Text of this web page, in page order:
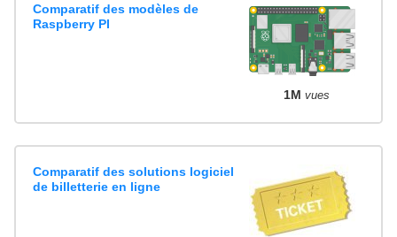
Comparatif des modèles de
Raspberry PI
1M vues
Comparatif des solutions logiciel
de billetterie en ligne